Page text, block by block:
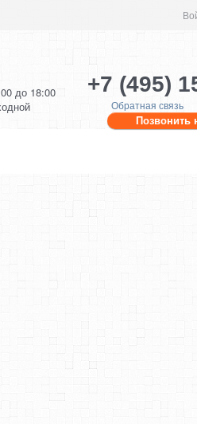
до 18:00
+7 (495)
Обратная связь
Позвонить